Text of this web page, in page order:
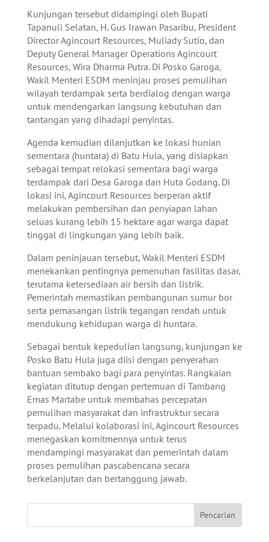
Kunjungan tersebut didampingi oleh Bupati
Tapanuli Selatan, H. Gus Irawan Pasaribu, President
Director Agincourt Resources, Muliady Sutio, dan
Deputy General Manager Operations Agincourt
Resources, Wira Dharma Putra. Di Posko Garoga,
Wakil Menteri ESDM meninjau proses pemulihan
wilayah terdampak serta berdialog dengan warga
untuk mendengarkan langsung kebutuhan dan
tantangan yang dihadapi penyintas.
Agenda kemudian dilanjutkan ke lokasi hunian
sementara (huntara) di Batu Hula, yang disiapkan
sebagai tempat relokasi sementara bagi warga
terdampak dari Desa Garoga dan Huta Godang. Di
lokasi ini, Agincourt Resources berperan aktif
melakukan pembersihan dan penyiapan lahan
seluas kurang lebih 15 hektare agar warga dapat
tinggal di lingkungan yang lebih baik.
Dalam peninjauan tersebut, Wakil Menteri ESDM
menekankan pentingnya pemenuhan fasilitas dasar,
terutama ketersediaan air bersih dan listrik.
Pemerintah memastikan pembangunan sumur bor
serta pemasangan listrik tegangan rendah untuk
mendukung kehidupan warga di huntara.
Sebagai bentuk kepedulian langsung, kunjungan ke
Posko Batu Hula juga diisi dengan penyerahan
bantuan sembako bagi para penyintas. Rangkaian
kegiatan ditutup dengan pertemuan di Tambang
Emas Martabe untuk membahas percepatan
pemulihan masyarakat dan infrastruktur secara
terpadu. Melalui kolaborasi ini, Agincourt Resources
menegaskan komitmennya untuk terus
mendampingi masyarakat dan pemerintah dalam
proses pemulihan pascabencana secara
berkelanjutan dan bertanggung jawab.